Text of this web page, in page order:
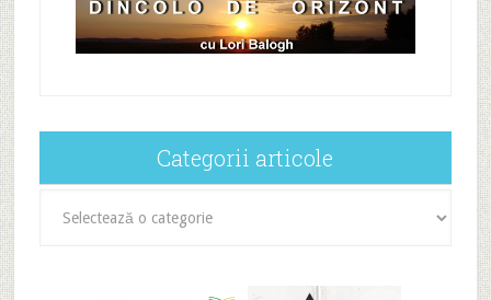
Categorii articole
articole